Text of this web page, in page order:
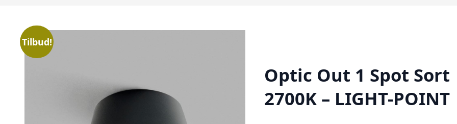
Tilbud!
Optic Out 1 Spot Sort
2700K – LIGHT-POINT